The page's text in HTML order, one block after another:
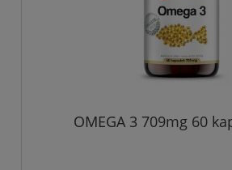
OMEGA 3 709mg 60